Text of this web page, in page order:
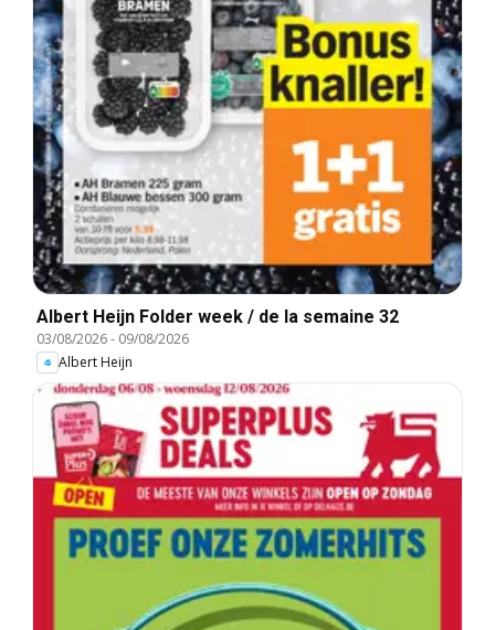
Albert Heijn Folder week / de la semaine 32
03/08/2026- 09/08/2026
Albert Heijn